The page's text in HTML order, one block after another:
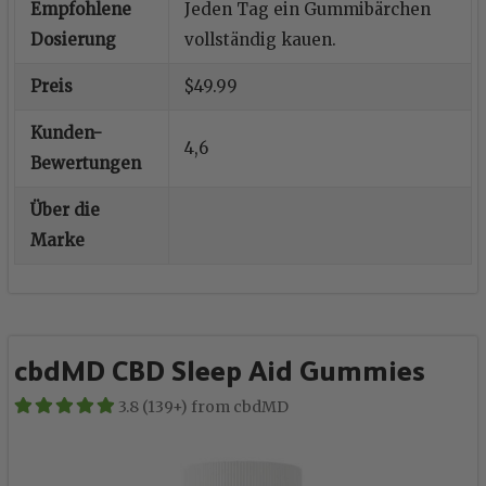
Empfohlene
Dosierung
Jeden Tag ein Gummibärchen
vollständig kauen.
Preis $49.99
Kunden-
Bewertungen
4,6
Über die
Marke
cbdMD CBD Sleep Aid Gummies
3.8 (139+) from cbdMD